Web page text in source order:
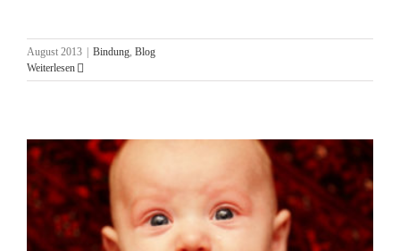
August 2013 | Bindung, Blog
Weiterlesen